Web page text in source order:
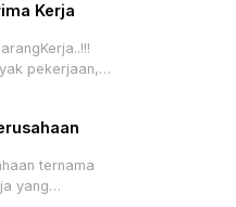
Kerja
pekerjaan,
ternama
yang